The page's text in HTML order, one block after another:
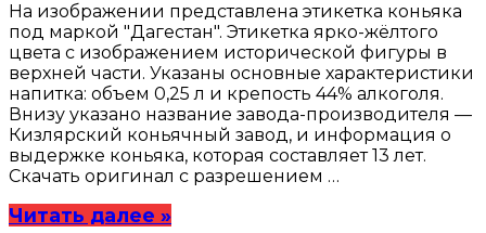
На изображении представлена этикетка коньяка
под маркой "Дагестан". Этикетка ярко-жёлтого
цвета с изображением исторической фигуры в
верхней части. Указаны основные характеристики
напитка: объем 0,25 л и крепость 44% алкоголя.
Внизу указано название завода-производителя —
Кизлярский коньячный завод, и информация о
выдержке коньяка, которая составляет 13 лет.
Скачать оригинал с разрешением …
Читать далее »